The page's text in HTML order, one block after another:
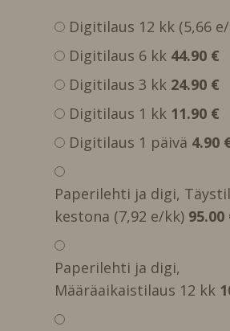
Digitilaus 12 kk (5,66
Digitilaus 6 kk 44.90 €
Digitilaus 3 kk 24.90 €
Digitilaus 1 kk 11.90 €
Digitilaus 1 päivä 4.90
Paperilehti ja digi,
kestona (7,92 e/kk) 95.00
Paperilehti ja digi,
Määräaikaistilaus 12 kk